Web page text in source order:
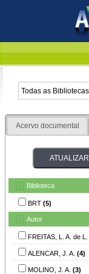
Acervo documental
Biblioteca
BRT (5)
Autor
FREITAS, L. A. de L.
ALENCAR, J. A. (4)
MOLINO, J. A. (3)